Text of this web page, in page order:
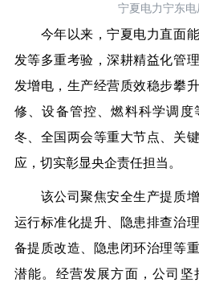
宁夏电力宁东电
今年以来，宁夏电力直面能
发等多重考验，深耕精益化管
发增电，生产经营质效稳步攀
修、设备管控、燃料科学调
冬、全国两会等重大节点、关
应，切实彰显央企责任担当。
该公司聚焦安全生产提质增
运行标准化提升、隐患排查治
备提质改造、隐患闭环治理等
潜能。经营发展方面，公司